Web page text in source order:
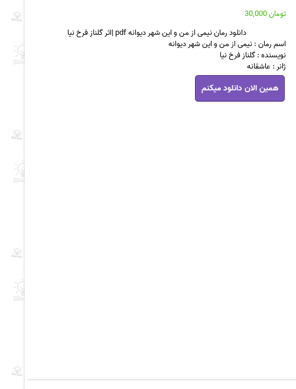
تومان30,000
دانلود رمان نیمی از من و این شهر دیوانه pdf |اثر گلناز فرخ نیا
اسم رمان : نیمی از من و این شهر دیوانه
نویسنده : گلناز فرخ نیا
ژانر : عاشقانه
دانلود
رمان
نیمی
همین الان دانلود میکنم